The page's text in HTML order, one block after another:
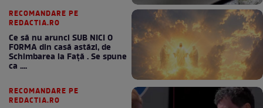
RECOMANDARE PE
REDACTIA.RO
Ce să nu arunci SUB NICI O
FORMA din casă astăzi, de
Schimbarea la Față . Se spune
ca ....
RECOMANDARE PE
REDACTIA.RO